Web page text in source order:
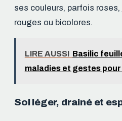
ses couleurs, parfois
rouges ou bicolores.
LIRE AUSSI Basilic
maladies et gestes
Sol léger, drainé et